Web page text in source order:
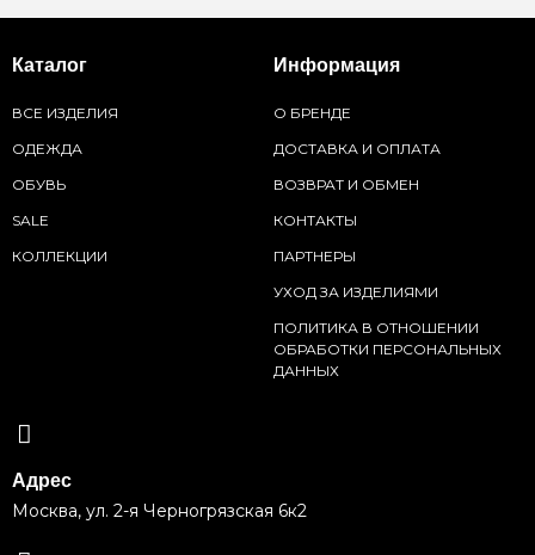
Каталог
ВСЕ ИЗДЕЛИЯ
ОДЕЖДА
ОБУВЬ
SALE
КОЛЛЕКЦИИ
Информация
О БРЕНДЕ
ДОСТАВКА И ОПЛАТА
ВОЗВРАТ И ОБМЕН
КОНТАКТЫ
ПАРТНЕРЫ
УХОД ЗА ИЗДЕЛИЯМИ
ПОЛИТИКА В ОТНОШЕНИИ
ОБРАБОТКИ ПЕРСОНАЛЬНЫХ
ДАННЫХ
Адрес
Москва, ул. 2-я Черногрязская 6к2